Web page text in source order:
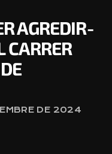
AGREDIR-
CARRER
DE 2024